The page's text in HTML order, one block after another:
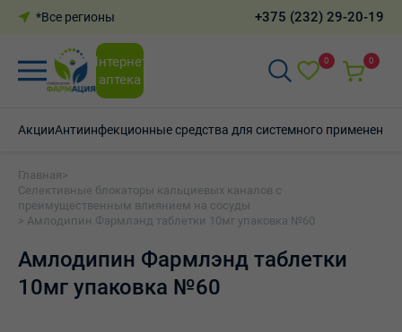
*Все регионы +375 (232) 29-20-19
Интернет-
аптека
0 0
АкцииАнтиинфекционные средства для системного применения
Главная >
Селективные блокаторы кальциевых каналов с
преимущественным влиянием на сосуды
> Амлодипин Фармлэнд таблетки 10мг упаковка №60
Амлодипин Фармлэнд таблетки
10мг упаковка №60